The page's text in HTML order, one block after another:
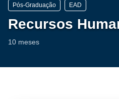
Pós-Graduação EAD
Recursos
10 meses